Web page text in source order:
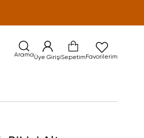
AramaÜye GirişiSepetim Favorilerim